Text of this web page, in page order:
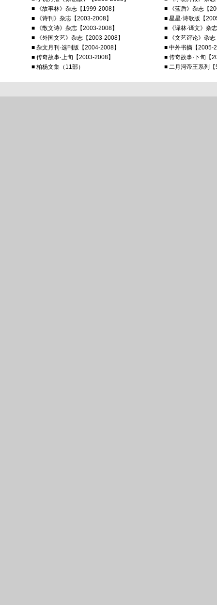
■ 《故事林》杂志【1999-2008】
■ 《蓝盾》杂志【
■ 《诗刊》杂志【2003-2008】
■ 星星·诗歌版【
■ 《散文诗》杂志【2003-2008】
■ 《译林·译文》杂
■ 《外国文艺》杂志【2003-2008】
■ 《文艺评论》杂
■ 杂文月刊·选刊版【2004-2008】
■ 中外书摘【2005-
■ 传奇故事·上旬【2003-2008】
■ 传奇故事·下旬【
■ 柏杨文集（11部）
■ 二月河帝王系列【